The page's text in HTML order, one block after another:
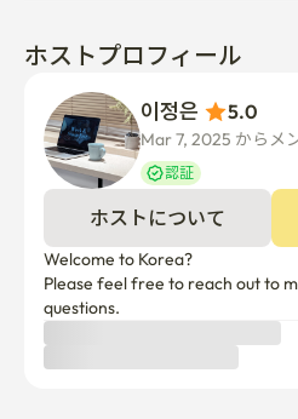
ホストプロフィール
5.0
Mar 7, 2025 からメ
認証
ホストについて
Welcome to Korea?
Please feel free to reach out to
questions.